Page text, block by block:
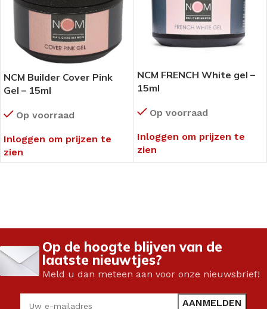
NCM Builder Cover Pink
Gel – 15ml
Op voorraad
Inloggen om prijzen te
zien
NCM FRENCH White gel –
15ml
Op voorraad
Inloggen om prijzen te
zien
Op de hoogte blijven van de
laatste nieuwtjes?
Meld u dan meteen aan voor onze nieuwsbrief!